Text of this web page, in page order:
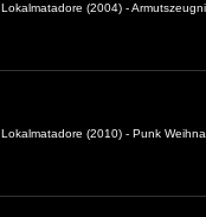
Lokalmatadore (2004) -
Lokalmatadore (2010) - Punk